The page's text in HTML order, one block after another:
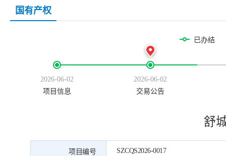
国有产权
已办结
2026-06-02
项目信息
2026-06-02
交易公告
舒
项目编号 SZCQS2026-0017